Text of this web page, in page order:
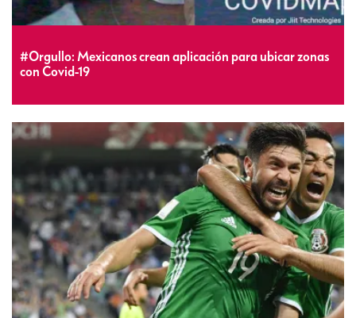
#Orgullo: Mexicanos crean aplicación para ubicar zonas
con Covid-19